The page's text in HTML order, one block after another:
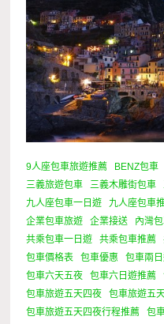
9人座包車旅遊推薦 BENZ包車
三義旅遊包車
三義木雕街包車
九人座包車一日遊
九人座包車
企業包車旅遊
企業接送 內灣
共乘包車一日遊
共乘包車推薦
包車價格表
包車優惠 包車兩
包車六天五夜
包車六日遊推薦
包車旅遊五天四夜
包車旅遊五
包車旅遊五天四夜行程推薦
包